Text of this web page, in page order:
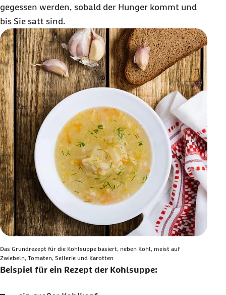
gegessen werden, sobald der Hunger kommt und
bis Sie satt sind.
Das Grundrezept für die Kohlsuppe basiert, neben Kohl, meist auf
Zwiebeln, Tomaten, Sellerie und Karotten
Beispiel für ein Rezept der Kohlsuppe: